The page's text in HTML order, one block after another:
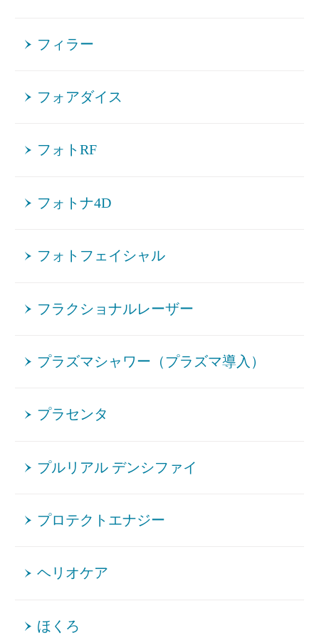
フィラー
フォアダイス
フォトRF
フォトナ4D
フォトフェイシャル
フラクショナルレーザー
プラズマシャワー（プラズマ導入）
プラセンタ
プルリアル デンシファイ
プロテクトエナジー
ヘリオケア
ほくろ